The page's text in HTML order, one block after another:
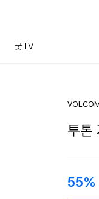
굿TV
투톤
55%